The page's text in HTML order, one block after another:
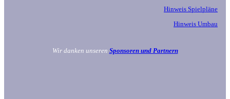
Hinweis Spielpläne
Hinweis Umbau
Wir danken unseren Sponsoren und Partnern